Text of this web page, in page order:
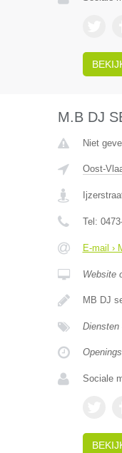
M.B DJ
Niet
Oost-
Tel:
E-mail ›
Website
MB DJ
Diensten
Sociale